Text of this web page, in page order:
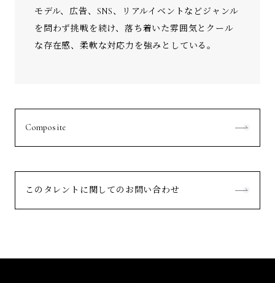
モデル、広告、SNS、リアルイベントなどジャンル
を問わず挑戦を続け、落ち着いた雰囲気とクール
な存在感、柔軟な対応力を強みとしている。
Composite
このタレントに関してのお問い合わせ